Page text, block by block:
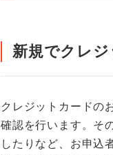
新規でクレ
クレジットカードの
確認を行います。そ
したりなど、お申込